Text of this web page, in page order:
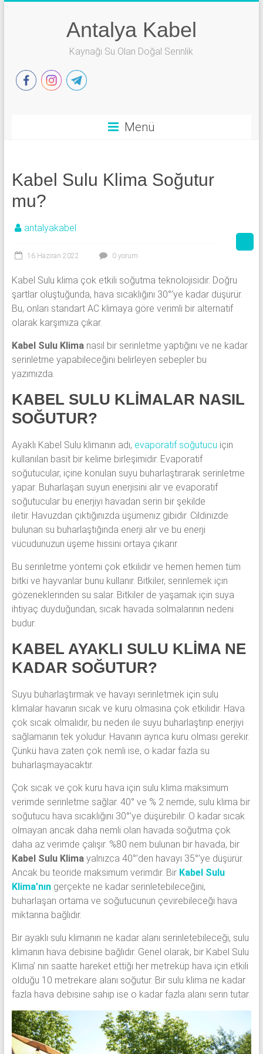
Antalya Kabel
Kaynağı Su Olan Doğal Serinlik
Menü
Kabel Sulu Klima Soğutur
mu?
antalyakabel
16 Haziran 2022 0 yorum
Kabel Sulu klima çok etkili soğutma teknolojisidir. Doğru
şartlar oluştuğunda, hava sıcaklığını 30°’ye kadar düşürür.
Bu, onları standart AC klimaya göre verimli bir alternatif
olarak karşımıza çıkar.
Kabel Sulu Klima nasıl bir serinletme yaptığını ve ne kadar
serinletme yapabileceğini belirleyen sebepler bu
yazımızda.
KABEL SULU KLİMALAR NASIL
SOĞUTUR?
Ayaklı Kabel Sulu klimanın adı, evaporatif soğutucu için
kullanılan basit bir kelime birleşimidir. Evaporatif
soğutucular, içine konulan suyu buharlaştırarak serinletme
yapar. Buharlaşan suyun enerjisini alır ve evaporatif
soğutucular bu enerjiyi havadan serin bir şekilde
iletir. Havuzdan çıktığınızda üşümeniz gibidir. Cildinizde
bulunan su buharlaştığında enerji alır ve bu enerji
vücudunuzun üşeme hissini ortaya çıkarır.
Bu serinletme yöntemi çok etkilidir ve hemen hemen tüm
bitki ve hayvanlar bunu kullanır. Bitkiler, serinlemek için
gözeneklerinden su salar. Bitkiler de yaşamak için suya
ihtiyaç duyduğundan, sıcak havada solmalarının nedeni
budur.
KABEL AYAKLI SULU KLİMA NE
KADAR SOĞUTUR?
Suyu buharlaştırmak ve havayı serinletmek için sulu
klimalar havanın sıcak ve kuru olmasına çok etkilidir. Hava
çok sıcak olmalıdır, bu neden ile suyu buharlaştırıp enerjiyi
sağlamanın tek yoludur. Havanın ayrıca kuru olması gerekir.
Çünkü hava zaten çok nemli ise, o kadar fazla su
buharlaşmayacaktır.
Çok sıcak ve çok kuru hava için sulu klima maksimum
verimde serinletme sağlar. 40° ve % 2 nemde, sulu klima bir
soğutucu hava sıcaklığını 30°’ye düşürebilir. O kadar sıcak
olmayan ancak daha nemli olan havada soğutma çok
daha az verimde çalışır. %80 nem bulunan bir havada, bir
Kabel Sulu Klimayalnızca 40°’den havayı 35°’ye düşürür.
Ancak bu teoride maksimum verimdir. Bir Kabel Sulu
Klima’nıngerçekte ne kadar serinletebileceğini,
buharlaşan ortama ve soğutucunun çevirebileceği hava
miktarına bağlıdır.
Bir ayaklı sulu klimanın ne kadar alanı serinletebileceği, sulu
klimanın hava debisine bağlıdır. Genel olarak, bir Kabel Sulu
Klima’ nın saatte hareket ettiği her metreküp hava için etkili
olduğu 10 metrekare alanı soğutur. Bir sulu klima ne kadar
fazla hava debisine sahip ise o kadar fazla alanı serin tutar.